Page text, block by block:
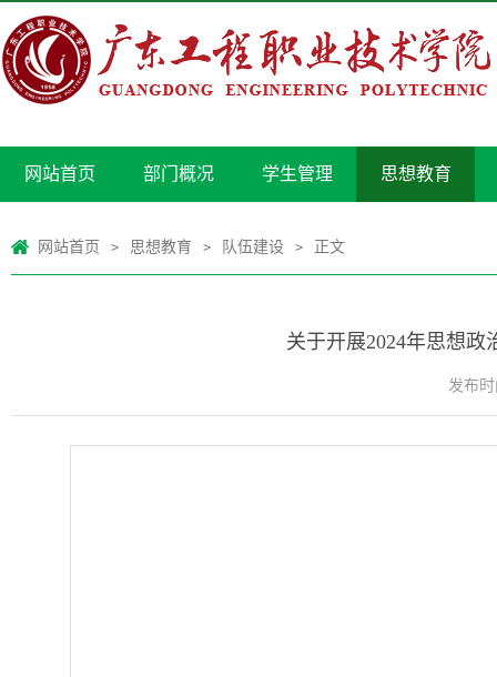
网站首页 部门概况 学生管理 思想教育
网站首页 > 思想教育 > 队伍建设 > 正文
关于开展2024年思想
发布时